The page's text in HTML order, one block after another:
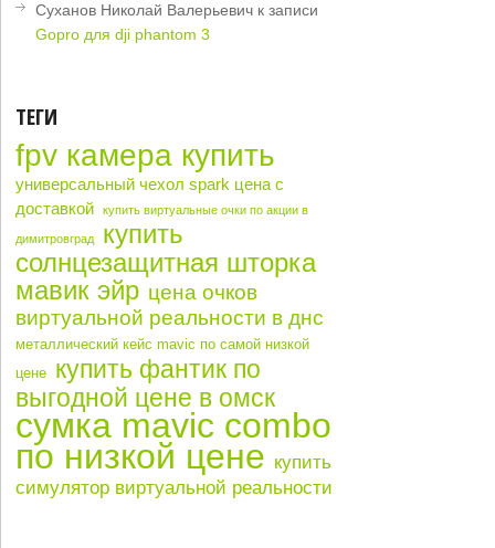
Суханов Николай Валерьевич к записи
Gopro для dji phantom 3
ТЕГИ
fpv камера купить
универсальный чехол spark цена с
доставкой
купить виртуальные очки по акции в
димитровград
купить
солнцезащитная шторка
мавик эйр цена очков
виртуальной реальности в днс
металлический кейс mavic по самой низкой
цене купить фантик по
выгодной цене в омск
сумка mavic combo
по низкой цене купить
симулятор виртуальной реальности